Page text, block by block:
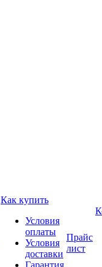
Как купить
Условия
оплаты
Условия
доставки
Гарантия
Прайс
лист